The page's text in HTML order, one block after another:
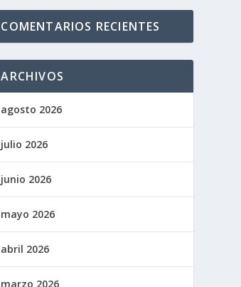
COMENTARIOS RECIENTES
ARCHIVOS
agosto 2026
julio 2026
junio 2026
mayo 2026
abril 2026
marzo 2026